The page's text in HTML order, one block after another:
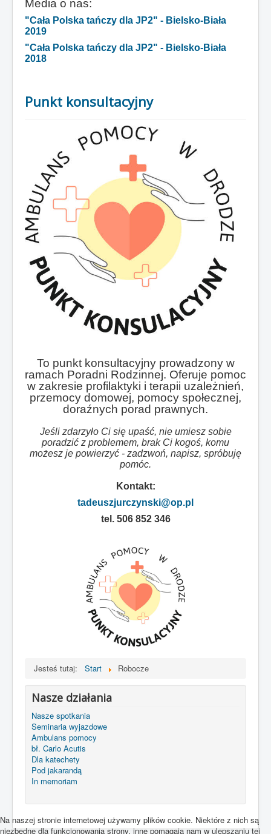
Media o nas:
"Cała Polska tańczy dla JP2" - Bielsko-Biała
2019
"Cała Polska tańczy dla JP2" - Bielsko-Biała
2018
Punkt konsultacyjny
To punkt konsultacyjny prowadzony w
ramach Poradni Rodzinnej. Oferuje pomoc
w zakresie profilaktyki i terapii uzależnień,
przemocy domowej, pomocy społecznej,
doraźnych porad prawnych.
Jeśli zdarzyło Ci się upaść, nie umiesz sobie
poradzić z problemem, brak Ci kogoś, komu
możesz je powierzyć - zadzwoń, napisz, spróbuję
pomóc.
Kontakt:
tadeuszjurczynski@op.pl
tel. 506 852 346
Jesteś tutaj: Start Robocze
Nasze działania
Nasze spotkania
Seminaria wyjazdowe
Ambulans pomocy
bł. Carlo Acutis
Dla katechety
Pod jakarandą
In memoriam
Na naszej stronie internetowej używamy plików cookie. Niektóre z nich są
niezbędne dla funkcjonowania strony, inne pomagają nam w ulepszaniu tej